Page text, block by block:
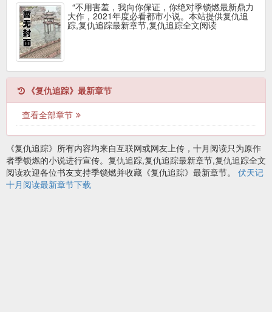
“不用害羞，我向你保证，你绝对季锁燃最新鼎力
大作，2021年度必看都市小说。本站提供复仇追
踪,复仇追踪最新章节,复仇追踪全文阅读
《复仇追踪》最新章节
查看全部章节
《复仇追踪》所有内容均来自互联网或网友上传，十月阅读只为原作
者季锁燃的小说进行宣传。复仇追踪,复仇追踪最新章节,复仇追踪全文
阅读欢迎各位书友支持季锁燃并收藏《复仇追踪》最新章节。 伏天记
十月阅读最新章节下载